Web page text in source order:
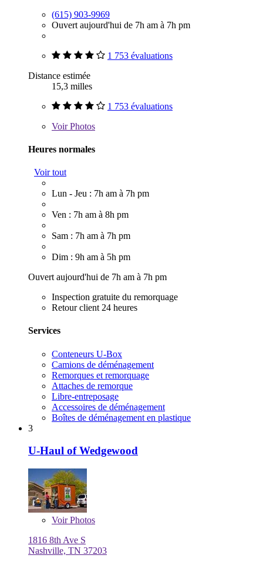
(615) 903-9969
Ouvert aujourd'hui de 7h am à 7h pm
1 753 évaluations
Distance estimée
15,3 milles
1 753 évaluations
VoirPhotos
Heures normales
Voir tout
Lun - Jeu : 7h am à 7h pm
Ven : 7h am à 8h pm
Sam : 7h am à 7h pm
Dim : 9h am à 5h pm
Ouvert aujourd'hui de 7h am à 7h pm
Inspection gratuite du remorquage
Retour client 24 heures
Services
Conteneurs U-Box
Camions de déménagement
Remorques et remorquage
Attaches de remorque
Libre-entreposage
Accessoires de déménagement
Boîtes de déménagement en plastique
3
U-Haul of Wedgewood
VoirPhotos
1816 8th Ave S
Nashville, TN 37203